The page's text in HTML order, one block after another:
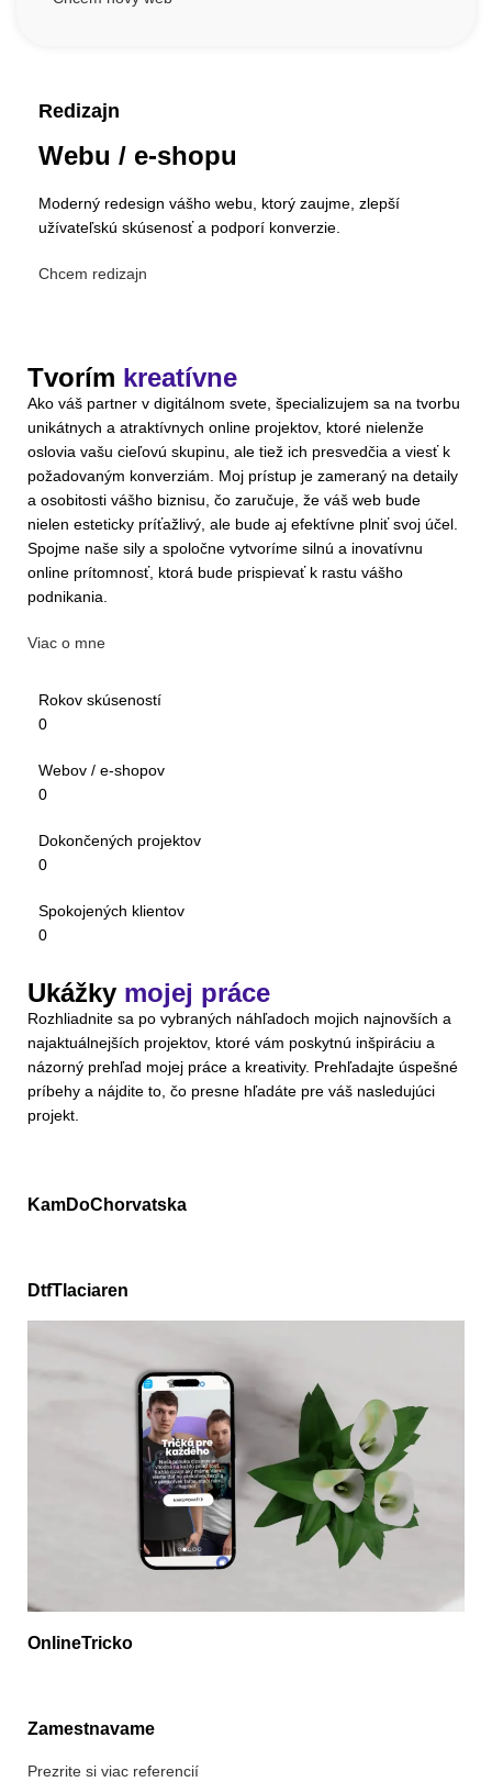
Redizajn
Webu / e-shopu
Moderný redesign vášho webu, ktorý zaujme, zlepší
užívateľskú skúsenosť a podporí konverzie.
Chcem redizajn
Tvorím kreatívne
Ako váš partner v digitálnom svete, špecializujem sa na tvorbu
unikátnych a atraktívnych online projektov, ktoré nielenže
oslovia vašu cieľovú skupinu, ale tiež ich presvedčia a viesť k
požadovaným konverziám. Moj prístup je zameraný na detaily
a osobitosti vášho biznisu, čo zaručuje, že váš web bude
nielen esteticky príťažlivý, ale bude aj efektívne plniť svoj účel.
Spojme naše sily a spoločne vytvoríme silnú a inovatívnu
online prítomnosť, ktorá bude prispievať k rastu vášho
podnikania.
Viac o mne
Rokov skúseností
0
Webov / e-shopov
0
Dokončených projektov
0
Spokojených klientov
0
Ukážky mojej práce
Rozhliadnite sa po vybraných náhľadoch mojich najnovších a
najaktuálnejších projektov, ktoré vám poskytnú inšpiráciu a
názorný prehľad mojej práce a kreativity. Prehľadajte úspešné
príbehy a nájdite to, čo presne hľadáte pre váš nasledujúci
projekt.
KamDoChorvatska
DtfTlaciaren
OnlineTricko
Zamestnavame
Prezrite si viac referencií